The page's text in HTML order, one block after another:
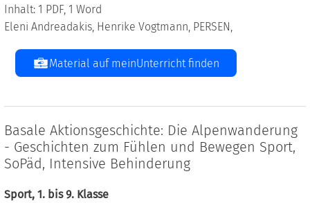
Inhalt: 1 PDF, 1 Word
Eleni Andreadakis, Henrike Vogtmann, PERSEN,
Material auf meinUnterricht finden
Basale Aktionsgeschichte: Die Alpenwanderung
- Geschichten zum Fühlen und Bewegen Sport,
SoPäd, Intensive Behinderung
Sport, 1. bis 9. Klasse